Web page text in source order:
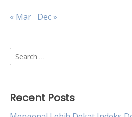
« Mar Dec »
Search
for:
Recent Posts